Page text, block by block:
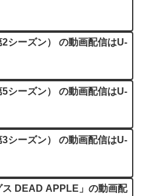
シーズン） の動画配信はU-
シーズン） の動画配信はU-
シーズン） の動画配信はU-
DEAD APPLE」の動画配